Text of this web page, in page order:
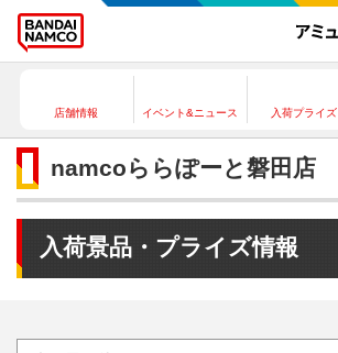
店舗情報 イベント&ニュース 入荷プライズ
namcoららぽーと磐田店
入荷景品・プライズ情報